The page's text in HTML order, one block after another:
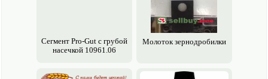
Сегмент Pro-Gut с грубой
насечкой 10961.06
Молоток зерно­дробилки